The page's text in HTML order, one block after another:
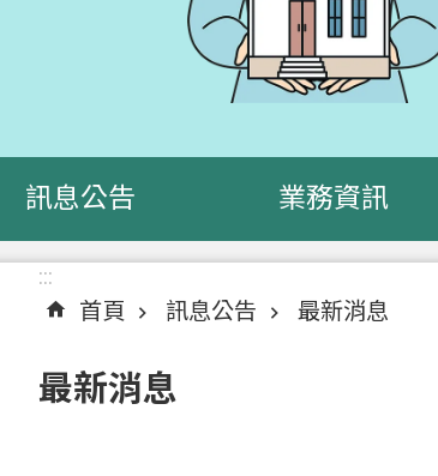
訊息公告 業務資訊
:::
首頁
訊息公告 最新消息
最新消息